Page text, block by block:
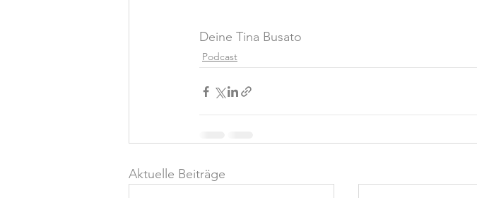
Deine Tina Busato
Podcast
Aktuelle Beiträge